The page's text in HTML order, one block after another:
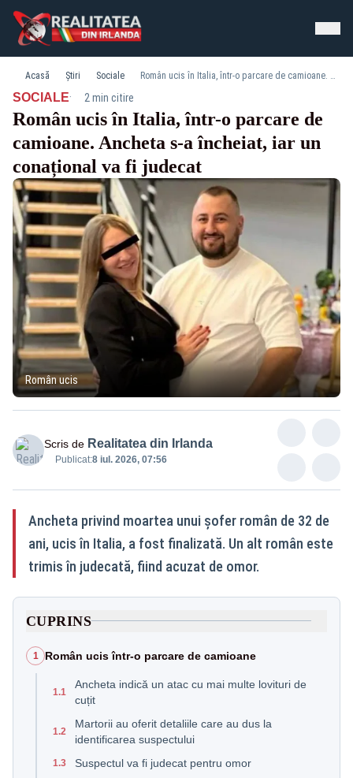
Acasă Știri Sociale Român ucis în Italia, într-o parcare de camioane. Ancheta s-a încheiat, iar un conațional va fi judecat
SOCIALE· 2 min citire
Român ucis în Italia, într-o parcare de
camioane. Ancheta s-a încheiat, iar un
conațional va fi judecat
Român ucis
Scris de Realitatea din Irlanda
Publicat:8 iul. 2026, 07:56
Ancheta privind moartea unui șofer român de 32 de
ani, ucis în Italia, a fost finalizată. Un alt român este
trimis în judecată, fiind acuzat de omor.
CUPRINS
1 Român ucis într-o parcare de camioane
1.1
Ancheta indică un atac cu mai multe lovituri de
cuțit
1.2
Martorii au oferit detaliile care au dus la
identificarea suspectului
1.3 Suspectul va fi judecat pentru omor